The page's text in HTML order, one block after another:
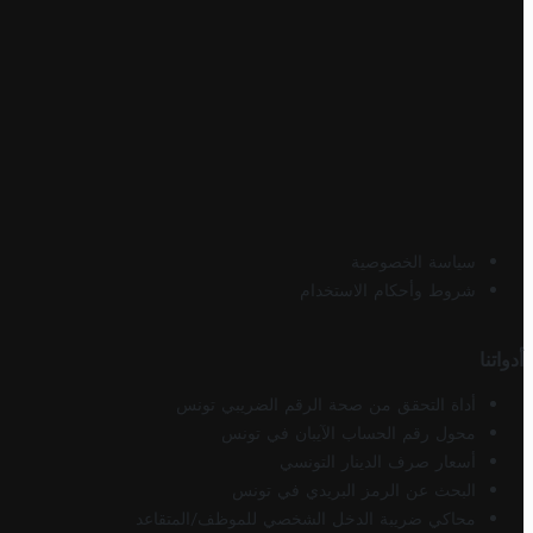
سياسة الخصوصية
شروط وأحكام الاستخدام
أدواتنا
أداة التحقق من صحة الرقم الضريبي تونس
محول رقم الحساب الآيبان في تونس
أسعار صرف الدينار التونسي
البحث عن الرمز البريدي في تونس
محاكي ضريبة الدخل الشخصي للموظف/المتقاعد